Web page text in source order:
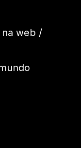
na web /